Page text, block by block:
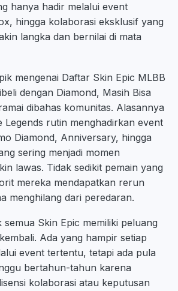
hanya hadir melalui event
hingga kolaborasi eksklusif yang
langka dan bernilai di mata
mengenai Daftar Skin Epic MLBB
dengan Diamond, Masih Bisa
dibahas komunitas. Alasannya
Legends rutin menghadirkan event
Diamond, Anniversary, hingga
sering menjadi momen
lawas. Tidak sedikit pemain yang
mereka mendapatkan rerun
menghilang dari peredaran.
semua Skin Epic memiliki peluang
Ada yang hampir setiap
event tertentu, tetapi ada pula
bertahun-tahun karena
kolaborasi atau keputusan